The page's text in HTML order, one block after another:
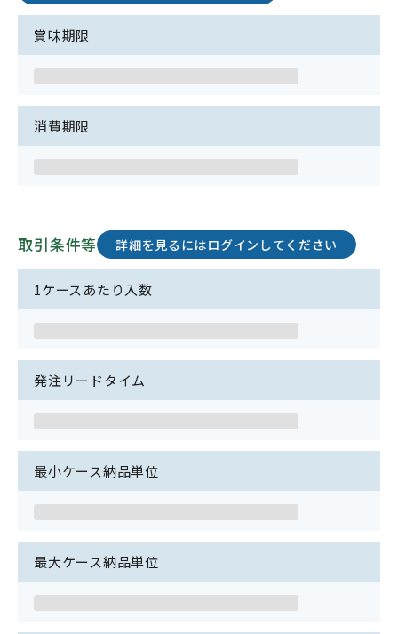
賞味期限
消費期限
取引条件等 詳細を見るにはログインしてください
1ケースあたり入数
発注リードタイム
最小ケース納品単位
最大ケース納品単位